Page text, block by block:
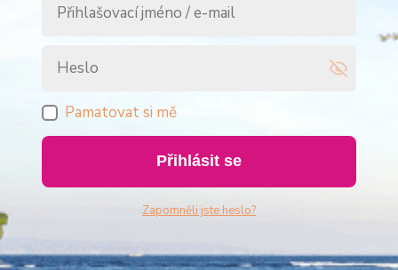
Pamatovat si mě
Přihlásit se
Zapomněli jste heslo?